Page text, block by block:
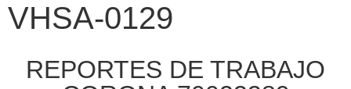
VHSA-0129
REPORTES DE TRABAJO